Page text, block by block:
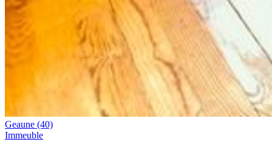
Geaune (40)
immeuble